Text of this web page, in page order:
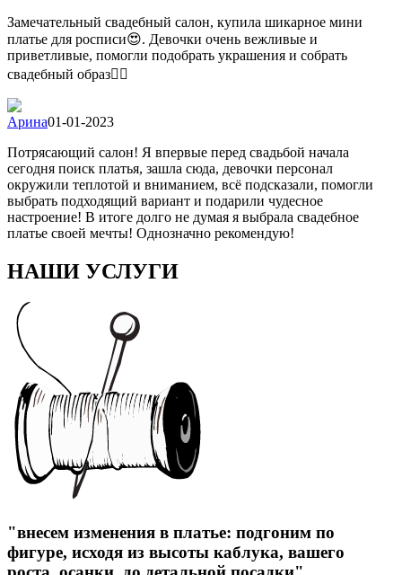
Замечательный свадебный салон, купила шикарное мини
платье для росписи😍. Девочки очень вежливые и
приветливые, помогли подобрать украшения и собрать
свадебный образ👍🏻
Арина01-01-2023
Потрясающий салон! Я впервые перед свадьбой начала
сегодня поиск платья, зашла сюда, девочки персонал
окружили теплотой и вниманием, всё подсказали, помогли
выбрать подходящий вариант и подарили чудесное
настроение! В итоге долго не думая я выбрала свадебное
платье своей мечты! Однозначно рекомендую!
НАШИ УСЛУГИ
"внесем изменения в платье: подгоним по
фигуре, исходя из высоты каблука, вашего